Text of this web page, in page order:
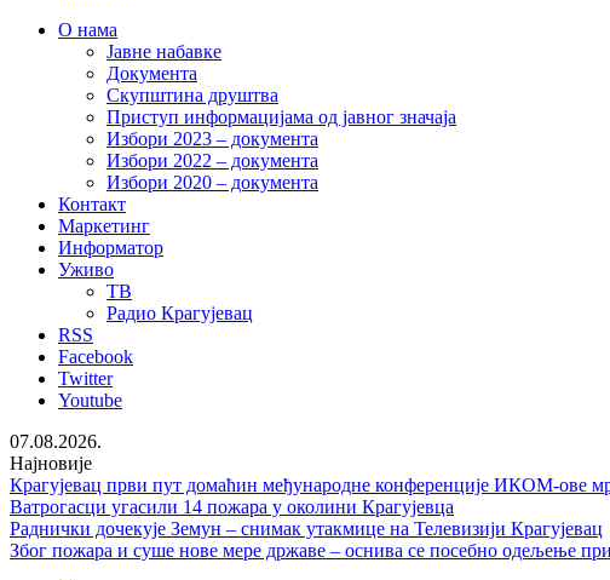
О нама
Јавне набавке
Документа
Скупштина друштва
Приступ информацијама од јавног значаја
Избори 2023 – документа
Избори 2022 – документа
Избори 2020 – документа
Контакт
Маркетинг
Информатор
Уживо
ТВ
Радио Крагујевац
RSS
Facebook
Twitter
Youtube
07.08.2026.
Најновије
Крагујевац први пут домаћин међународне конференције ИКОМ-ове
Ватрогасци угасили 14 пожара у околини Крагујевца
Раднички дочекује Земун – снимак утакмице на Телевизији Крагујевац
Због пожара и суше нове мере државе – оснива се посебно одељење